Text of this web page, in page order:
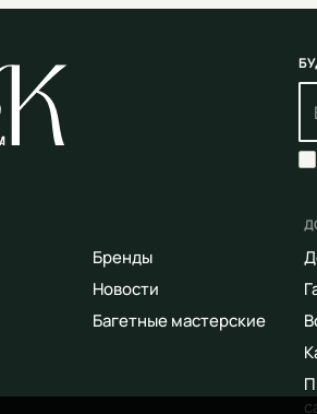
Бренды
Новости
Багетные мастерские